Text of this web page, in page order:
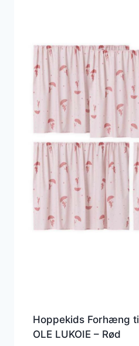
Hoppekids Forhæng
OLE LUKOIE – Rød